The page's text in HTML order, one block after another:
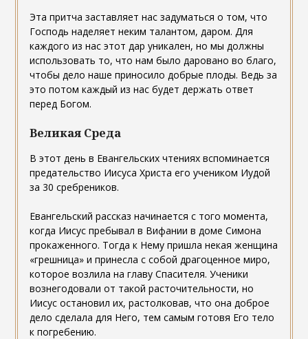
Эта притча заставляет нас задуматься о том, что
Господь наделяет неким талантом, даром. Для
каждого из нас этот дар уникален, но мы должны
использовать то, что нам было даровано во благо,
чтобы дело наше приносило добрые плоды. Ведь за
это потом каждый из нас будет держать ответ
перед Богом.
Великая Среда
В этот день в Евангельских чтениях вспоминается
предательство Иисуса Христа его учеником Иудой
за 30 сребреников.
Евангельский рассказ начинается с того момента,
когда Иисус пребывал в Вифании в доме Симона
прокаженного. Тогда к Нему пришла некая женщина
«грешница» и принесла с собой драгоценное миро,
которое возлила на главу Спасителя. Ученики
вознегодовали от такой расточительности, но
Иисус остановил их, растолковав, что она доброе
дело сделала для Него, тем самым готовя Его тело
к погребению.